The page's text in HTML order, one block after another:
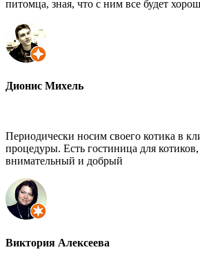
питомца, зная, что с ним все будет
Дионис Михель
Периодически носим своего котика в
процедуры. Есть гостиница для
внимательный и добрый
Виктория Алексеева